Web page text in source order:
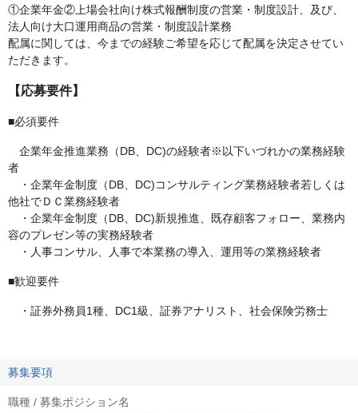
①企業年金②上場会社向け株式報酬制度の営業・制度設計、及び、
法人向け大口運用商品の営業・制度設計業務
配属に関しては、今までの経験ご希望を応じて配属を決定させてい
ただきます。
【応募要件】
■必須要件
企業年金推進業務（DB、DC)の経験者※以下いづれかの業務経験
者
・企業年金制度（DB、DC)コンサルティング業務経験者若しくは
他社でＤＣ業務経験者
・企業年金制度（DB、DC)新規推進、既存顧客フォロー、業務内
容のプレゼン等の実務経験者
・人事コンサル、人事で本業務の導入、運用等の業務経験者
■歓迎要件
・証券外務員1種、DC1級、証券アナリスト、社会保険労務士
募集要項
職種 / 募集ポジション名